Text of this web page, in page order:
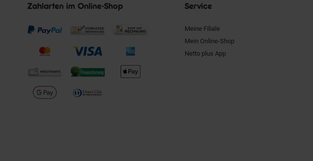
Zahlarten im Online-Shop Service
Meine Filiale
Mein Online-Shop
Netto plus App